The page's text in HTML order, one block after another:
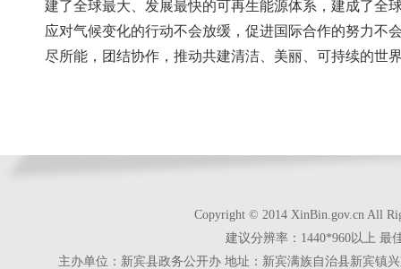
建了全球最大、发展最快的可再生能源体系，建成了全
应对气候变化的行动不会放缓，促进国际合作的努力不
尽所能，团结协作，推动共建清洁、美丽、可持续的世
Copyright © 2014 XinBin.gov.cn All
建议分辨率：1440*960以上 最
主办单位：新宾县政务公开办 地址：新宾满族自治县新宾镇